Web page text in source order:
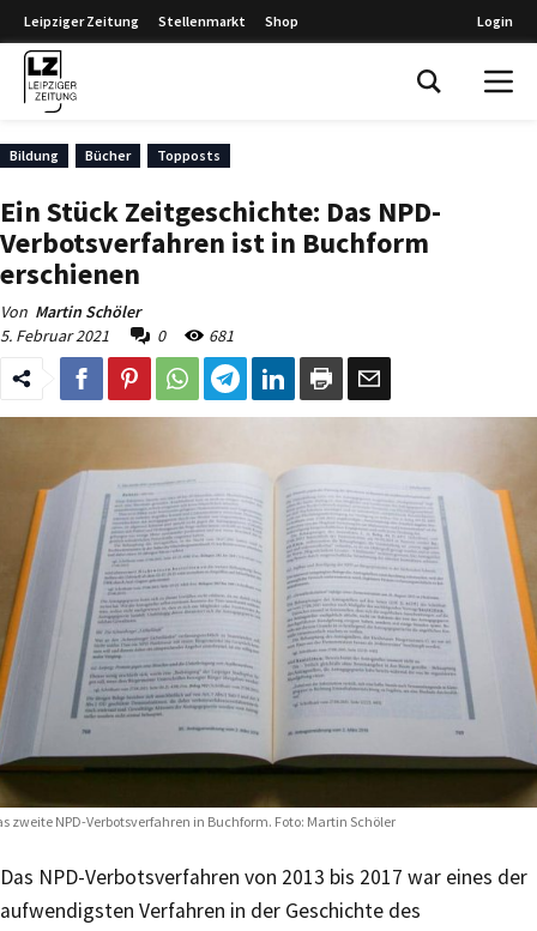
Leipziger Zeitung Stellenmarkt Shop Login
Bildung Bücher Topposts
Ein Stück Zeitgeschichte: Das NPD-
Verbotsverfahren ist in Buchform
erschienen
Von Martin Schöler
5. Februar 2021
0 681
zweite NPD-Verbotsverfahren in Buchform. Foto: Martin Schöler
Das NPD-Verbotsverfahren von 2013 bis 2017 war eines der
aufwendigsten Verfahren in der Geschichte des